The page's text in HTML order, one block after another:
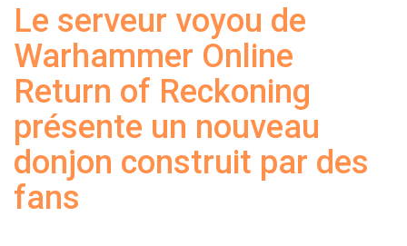
Le serveur voyou de
Warhammer Online
Return of Reckoning
présente un nouveau
donjon construit par des
fans